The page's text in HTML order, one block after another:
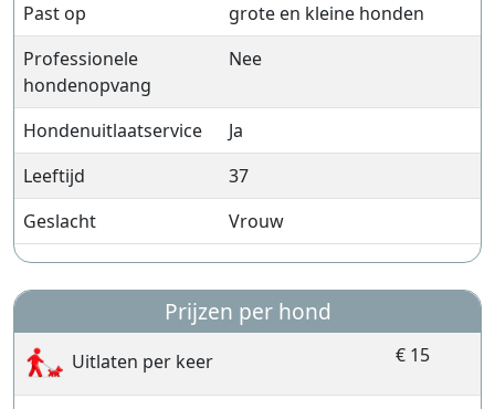
Past op
grote en kleine honden
Professionele
hondenopvang
Nee
Hondenuitlaatservice
Ja
Leeftijd
37
Geslacht
Vrouw
Prijzen per hond
Uitlaten per keer € 15